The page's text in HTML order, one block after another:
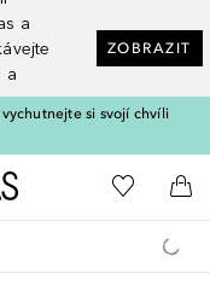
a
a
ZOBRAZIT
si svojí chvíli
Domů K mému
Do